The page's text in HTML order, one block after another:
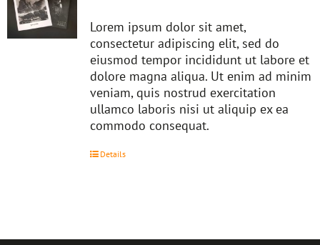
Lorem ipsum dolor sit amet,
consectetur adipiscing elit, sed do
eiusmod tempor incididunt ut labore et
dolore magna aliqua. Ut enim ad minim
veniam, quis nostrud exercitation
ullamco laboris nisi ut aliquip ex ea
commodo consequat.
Details